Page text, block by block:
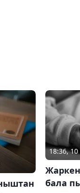
18:36,
бала